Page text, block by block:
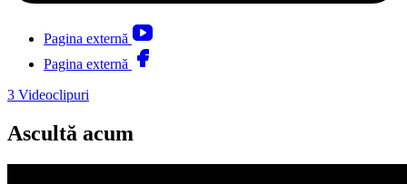
Pagina externă
Pagina externă
3 Videoclipuri
Ascultă acum